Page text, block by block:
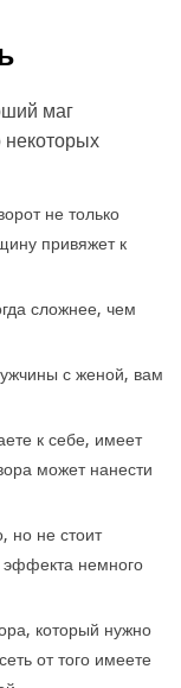
маг
некоторых
не только
привяжет к
сложнее, чем
с женой, вам
к себе, имеет
может нанести
но не стоит
эффекта немного
который нужно
от того имеете